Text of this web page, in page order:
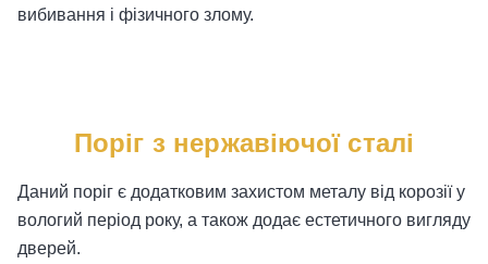
вибивання і фізичного злому.
Поріг з нержавіючої сталі
Даний поріг є додатковим захистом металу від корозії у
вологий період року, а також додає естетичного вигляду
дверей.